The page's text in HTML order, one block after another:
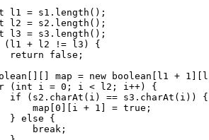
l1 = s1.length();
l2 = s2.length();
l3 = s3.length();
(l1 + l2 != l3) {
return
false ;
[][] map = new boolean [l1 + 1
( int i = 0 ; i < l2; i++) {
if (s2.charAt(i) == s3.charAt(i)) {
map[
0 ][i + 1 ] = true ;
}
else {
break ;